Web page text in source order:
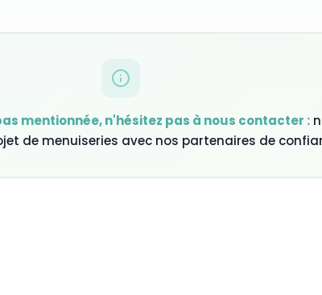
mentionnée, n'hésitez pas à nous contacter :
de menuiseries avec nos partenaires de